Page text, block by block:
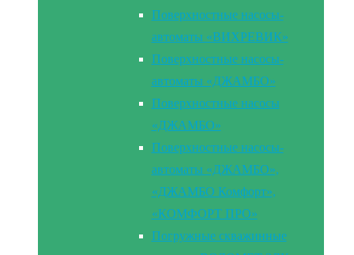
Поверхностные насосы-
автоматы «ВИХРЕВИК»
Поверхностные насосы-
автоматы «ДЖАМБО»
Поверхностные насосы
«ДЖАМБО»
Поверхностные насосы-
автоматы «ДЖАМБО»,
«ДЖАМБО Комфорт»,
«КОМФОРТ ПРО»
Погружные скважинные